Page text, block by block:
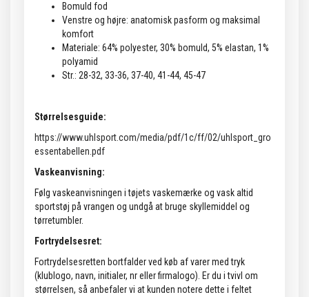
Bomuld fod
Venstre og højre: anatomisk pasform og maksimal
komfort
Materiale: 64% polyester, 30% bomuld, 5% elastan, 1%
polyamid
Str.: 28-32, 33-36, 37-40, 41-44, 45-47
Størrelsesguide:
https://www.uhlsport.com/media/pdf/1c/ff/02/uhlsport_gro
essentabellen.pdf
Vaskeanvisning:
Følg vaskeanvisningen i tøjets vaskemærke og vask altid
sportstøj på vrangen og undgå at bruge skyllemiddel og
tørretumbler.
Fortrydelsesret:
Fortrydelsesretten bortfalder ved køb af varer med tryk
(klublogo, navn, initialer, nr eller firmalogo). Er du i tvivl om
størrelsen, så anbefaler vi at kunden notere dette i feltet